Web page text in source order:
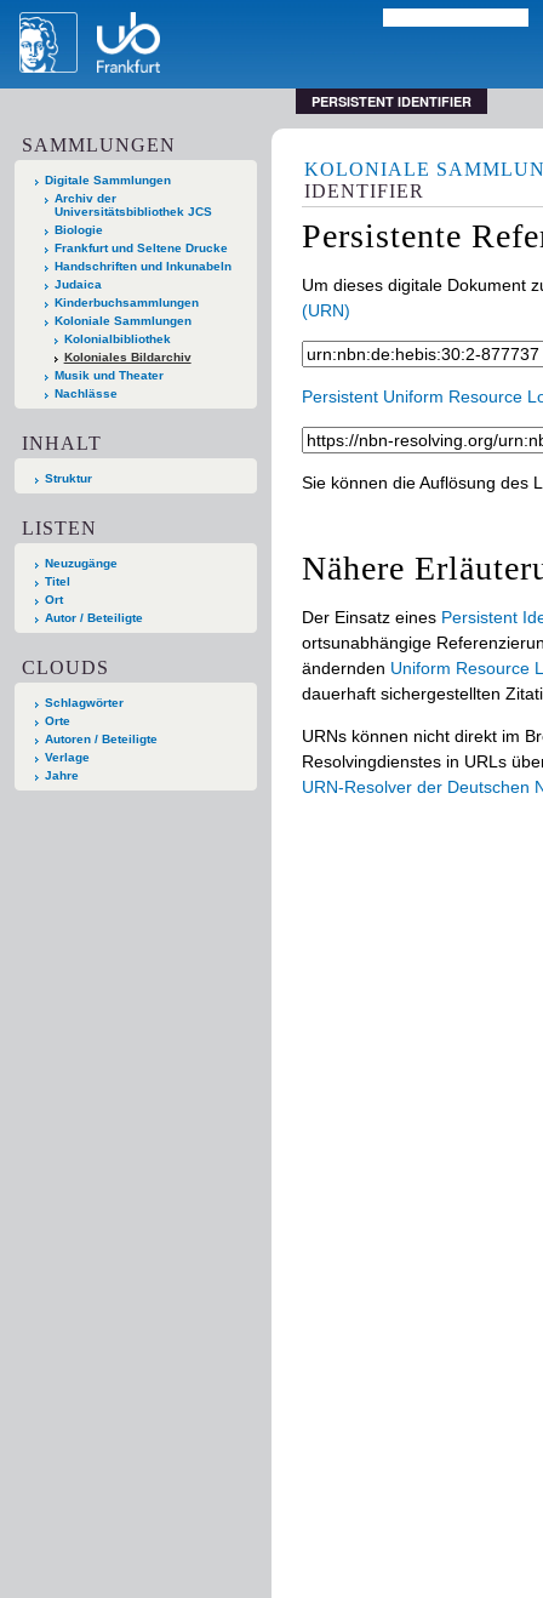
PERSISTENT IDENTIFIER
SAMMLUNGEN
Digitale Sammlungen
Archiv der
Universitätsbibliothek JCS
Biologie
Frankfurt und Seltene Drucke
Handschriften und Inkunabeln
Judaica
Kinderbuchsammlungen
Koloniale Sammlungen
Kolonialbibliothek
Koloniales Bildarchiv
Musik und Theater
Nachlässe
INHALT
Struktur
LISTEN
Neuzugänge
Titel
Ort
Autor / Beteiligte
CLOUDS
Schlagwörter
Orte
Autoren / Beteiligte
Verlage
Jahre
KOLONIALE
IDENTIFIER
Persistente
Um dieses digitale Dokument
(URN)
Persistent Uniform Resource
Sie können die Auflösung des
Nähere
Der Einsatz eines Persistent
ortsunabhängige
ändernden Uniform Resource
dauerhaft sichergestellten
URNs können nicht direkt im
Resolvingdienstes in URLs
URN-Resolver der Deutschen